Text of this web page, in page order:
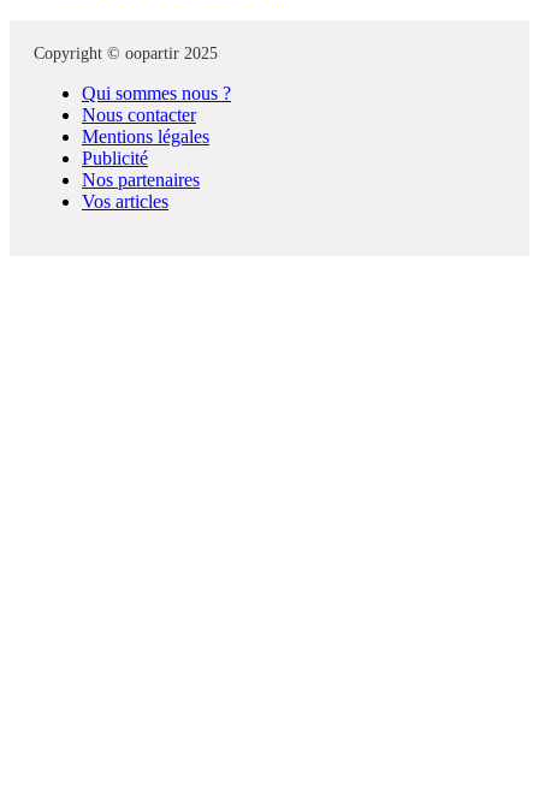
Copyright © oopartir 2025
Qui sommes nous ?
Nous contacter
Mentions légales
Publicité
Nos partenaires
Vos articles